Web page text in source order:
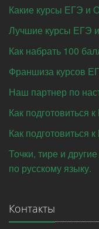
Какие курсы ЕГЭ и
Лучшие курсы ЕГЭ
Как набрать 100
Франшиза курсов
Наш партнер по
Как подготовиться
Как подготовиться
Точки, тире и
по русскому языку.
Контакты